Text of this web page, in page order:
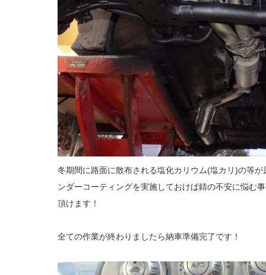
冬期間に路面に散布される塩化カリウム(塩カリ)の等
ンダーコーティングを実施しておけば錆の不安に悩む
頂けます！
全ての作業が終わりましたら納車準備完了です！